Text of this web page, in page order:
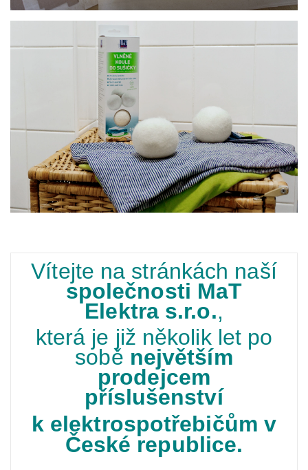
Vítejte na stránkách naší
společnosti MaT
Elektra s.r.o.,
která je již několik let po
sobě největším
prodejcem
příslušenství
k elektrospotřebičům v
České republice.